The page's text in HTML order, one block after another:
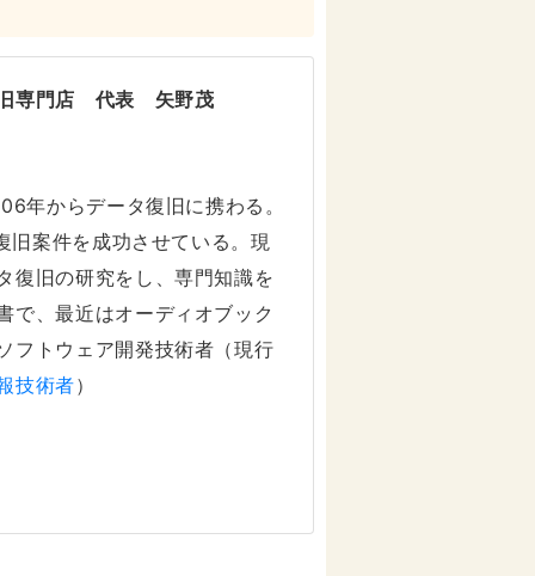
旧専門店 代表 矢野茂
年からデータ復旧に携わる。
案件を成功させている。現
復旧の研究をし、専門知識を
で、最近はオーディオブック
フトウェア開発技術者（現行
技術者）